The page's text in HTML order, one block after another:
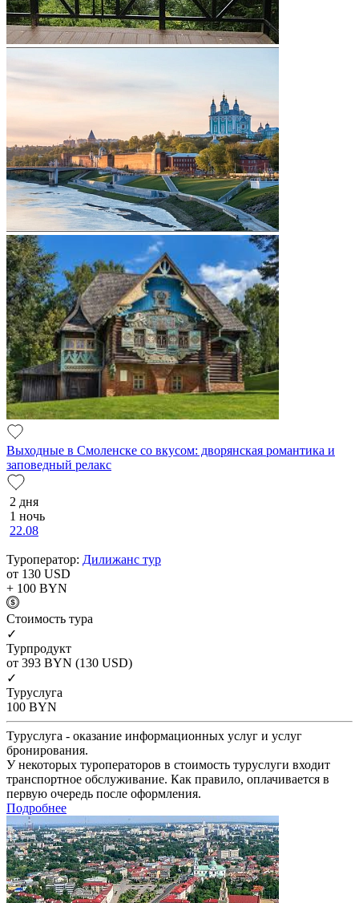
Выходные в Смоленске со вкусом: дворянская романтика и
заповедный релакс
2 дня
1 ночь
22.08
Туроператор: Дилижанс тур
от 130 USD
+ 100 BYN
Cтоимость тура
✓
Турпродукт
от 393 BYN (130 USD)
✓
Туруслуга
100 BYN
Туруслуга - оказание информационных услуг и услуг
бронирования.
У некоторых туроператоров в стоимость туруслуги входит
транспортное обслуживание. Как правило, оплачивается в
первую очередь после оформления.
Подробнее